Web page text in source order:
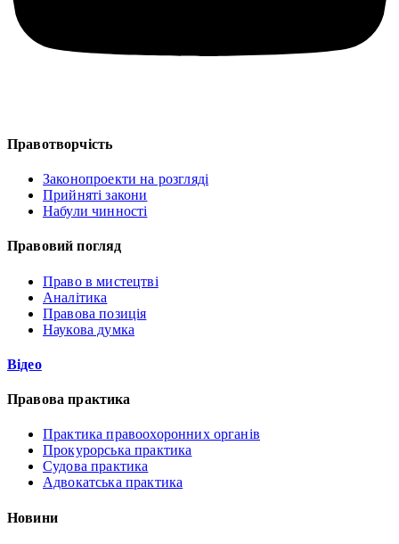
Правотворчість
Законопроекти на розгляді
Прийняті закони
Набули чинності
Правовий погляд
Право в мистецтві
Аналітика
Правова позиція
Наукова думка
Відео
Правова практика
Практика правоохоронних органів
Прокурорська практика
Судова практика
Адвокатська практика
Новини